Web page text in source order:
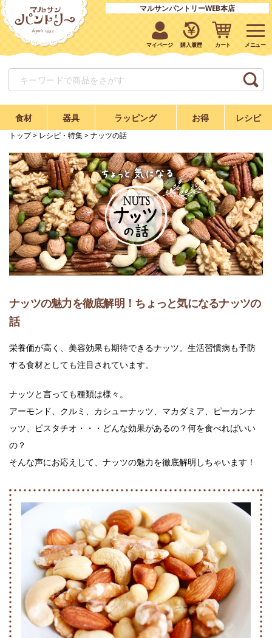
マルサンパントリーWEB本店
マイページ 購入履歴 カート
食材 器具 ラッピング お得 レシピ
トップ> レシピ・特集> ナッツの話
ナッツの魅力を徹底解明！ちょっと気になるナッツの
話
栄養価が高く、美容効果も期待できるナッツ。生活習慣病も予防
する食材としても注目されています。
ナッツと言っても種類は様々。
アーモンド、クルミ、カシューナッツ、マカダミア、ピーカンナ
ッツ、ピスタチオ・・・どんな効果があるの？何を食べればいい
の？
そんな声にお応えして、ナッツの魅力を徹底解明しちゃいます！